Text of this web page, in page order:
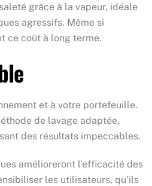
grâce à la vapeur, idéale
agressifs. Même si
ce coût à long terme.
et à votre portefeuille.
de lavage adaptée,
des résultats impeccables.
amélioreront l’efficacité des
les utilisateurs, qu’ils